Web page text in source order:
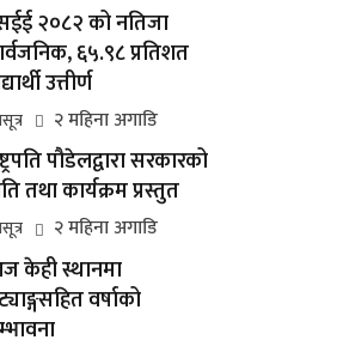
२०८२ को नतिजा
६५.९८ प्रतिशत
उत्तीर्ण
२ महिना अगाडि
पौडेलद्वारा सरकारको
तथा कार्यक्रम प्रस्तुत
२ महिना अगाडि
केही स्थानमा
वर्षाको